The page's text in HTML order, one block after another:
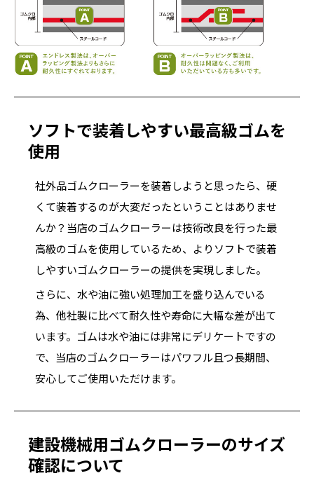
ソフトで装着しやすい最高級ゴムを
使用
社外品ゴムクローラーを装着しようと思ったら、硬
くて装着するのが大変だったということはありませ
んか？当店のゴムクローラーは技術改良を行った最
高級のゴムを使用しているため、よりソフトで装着
しやすいゴムクローラーの提供を実現しました。
さらに、水や油に強い処理加工を盛り込んでいる
為、他社製に比べて耐久性や寿命に大幅な差が出て
います。ゴムは水や油には非常にデリケートですの
で、当店のゴムクローラーはパワフル且つ長期間、
安心してご使用いただけます。
建設機械用ゴムクローラーのサイズ
確認について